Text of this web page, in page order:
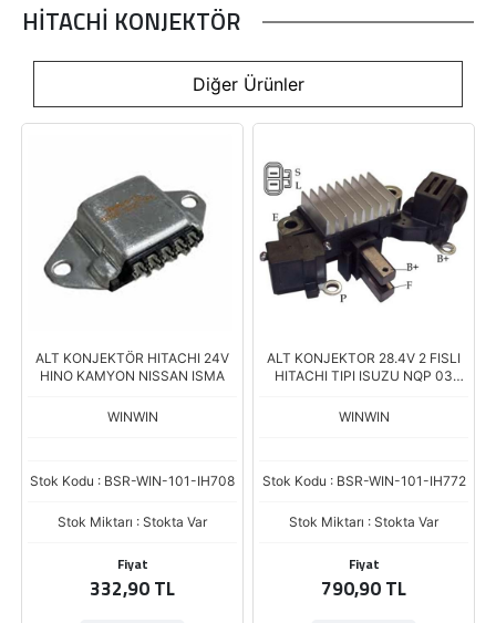
HİTACHİ KONJEKTÖR
Diğer Ürünler
ALT KONJEKTÖR HITACHI 24V
HINO KAMYON NISSAN ISMA
WINWIN
Stok Kodu : BSR-WIN-101-IH708
Stok Miktarı : Stokta Var
Fiyat
332,90 TL
ALT KONJEKTOR 28.4V 2 FISLI
HITACHI TIPI ISUZU NQP 03
04 VR-H2000-70B
WINWIN
Stok Kodu : BSR-WIN-101-IH772
Stok Miktarı : Stokta Var
Fiyat
790,90 TL